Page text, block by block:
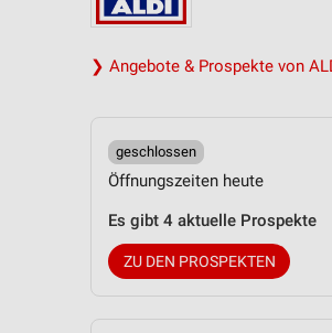
❯ Angebote & Prospekte von
geschlossen
Öffnungszeiten heute
Es gibt 4 aktuelle Prospekte
ZU DEN PROSPEKTEN